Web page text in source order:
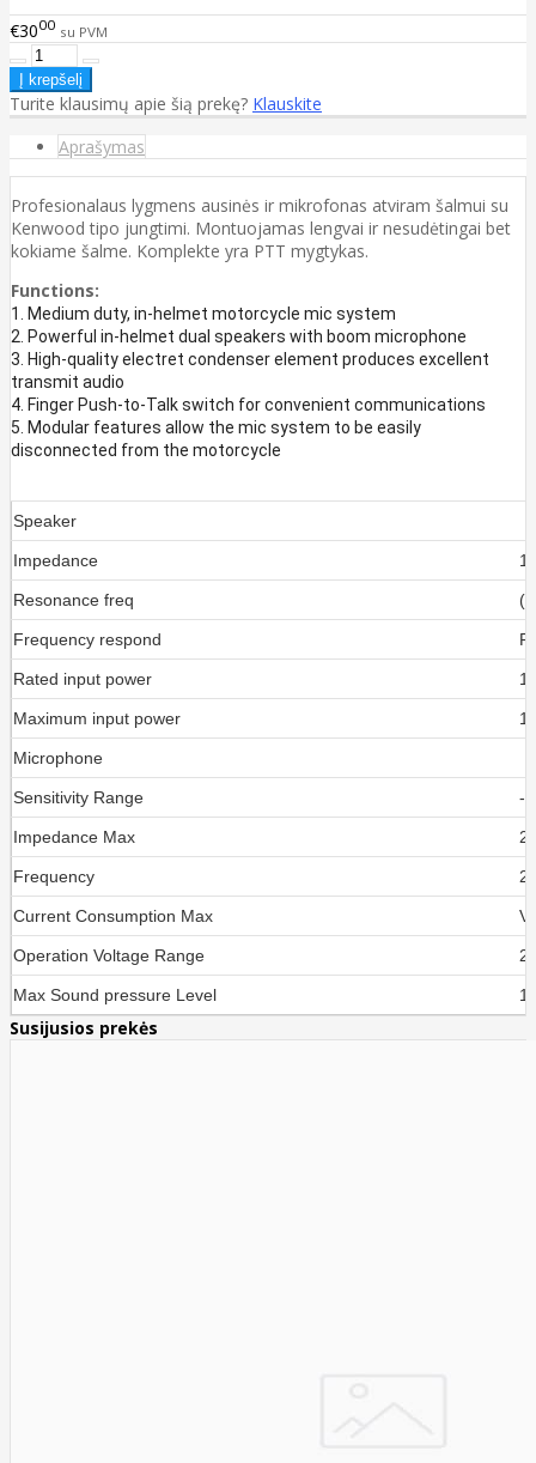
€3000 su PVM
Turite klausimų apie šią prekę? Klauskite
Aprašymas
Profesionalaus lygmens ausinės ir mikrofonas atviram šalmui su
Kenwood tipo jungtimi. Montuojamas lengvai ir nesudėtingai bet
kokiame šalme. Komplekte yra PTT mygtykas.
Functions:
1. Medium duty, in-helmet motorcycle mic system
2. Powerful in-helmet dual speakers with boom microphone
3. High-quality electret condenser element produces excellent
transmit audio
4. Finger Push-to-Talk switch for convenient communications
5. Modular features allow the mic system to be easily
disconnected from the motorcycle
Speaker
Impedance
Resonance freq
Frequency respond
Rated input power
Maximum input power
Microphone
Sensitivity Range -
Impedance Max
Frequency
Current Consumption Max
Operation Voltage Range
Max Sound pressure Level
Susijusios prekės